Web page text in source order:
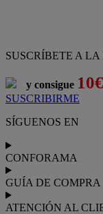
SUSCRÍBETE A LA
y consigue 10€
SUSCRIBIRME
SÍGUENOS EN
CONFORAMA
GUÍA DE COMPRA
ATENCIÓN AL